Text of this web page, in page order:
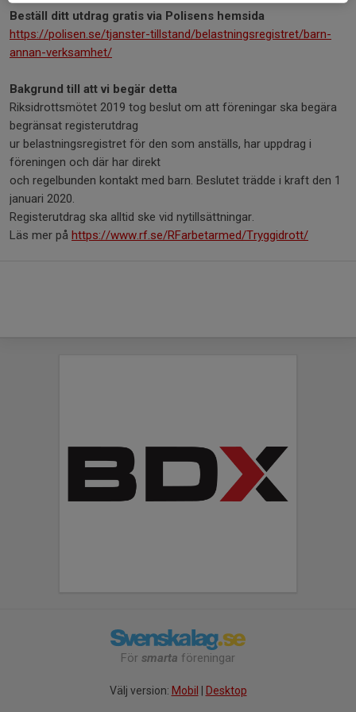
Beställ ditt utdrag gratis via Polisens hemsida
https://polisen.se/tjanster-tillstand/belastningsregistret/barn-
annan-verksamhet/
Bakgrund till att vi begär detta
Riksidrottsmötet 2019 tog beslut om att föreningar ska begära
begränsat registerutdrag
ur belastningsregistret för den som anställs, har uppdrag i
föreningen och där har direkt
och regelbunden kontakt med barn. Beslutet trädde i kraft den 1
januari 2020.
Registerutdrag ska alltid ske vid nytillsättningar.
Läs mer på https://www.rf.se/RFarbetarmed/Tryggidrott/
För smarta föreningar
Välj version: Mobil Desktop